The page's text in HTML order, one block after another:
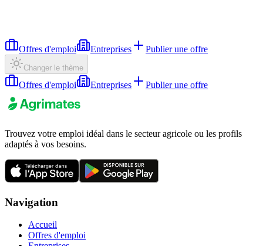
Offres d'emploi Entreprises Publier une offre
Changer le thème
Offres d'emploi Entreprises Publier une offre
Trouvez votre emploi idéal dans le secteur agricole ou les profils
adaptés à vos besoins.
Navigation
Accueil
Offres d'emploi